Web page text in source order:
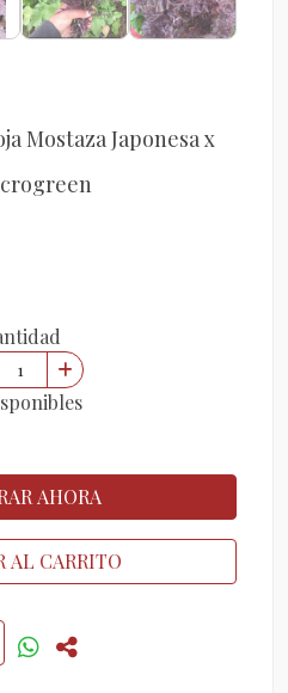
Mostaza Japonesa x
AHORA
AL CARRITO